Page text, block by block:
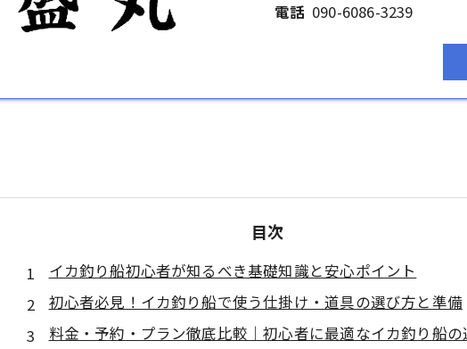
電話 090-6086-3239
目次
イカ釣り船初心者が知るべき基礎知識と安心ポイント
初心者必見！イカ釣り船で使う仕掛け・道具の選び方と準備
料金・予約・プラン徹底比較｜初心者に最適なイカ釣り船の